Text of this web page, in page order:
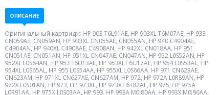
ОПИСАНИЕ
Оригинальный картридж: HP 903 T6L91AE, HP 903XL T6M07AE, HP 933
CN059AE, CN059AN, HP 933XL CN055AE, CN055AN, HP 940 C4904AE,
C4904AN, HP 940XL C4908AE, C4908AN, HP 942XL CN018AA, HP 951
CN051AE, CN051AN, HP 951XL CN047AE, CN047AN, HP 952 L0S52AN, HP
952XL L0S64AN, HP 953 F6U13AE, HP 953XL F6U17AE, HP 954 L0S53AL, HP
954XL L0S65AL, HP 955 L0S54AA, HP 955XL L0S66AA, HP 971 CN623AE,
CN623AM, HP 971XL CN627AE, CN627AM, HP 972, HP 972A L0R89AN, HP
972X L0S01AN, HP 973, HP 973XL, HP 973X F6T82AE, HP 975, HP 975A
L0R91AA, HP 975X L0S03AA, HP 993, HP 993A M0J80AA, HP 993X M0J96AA,